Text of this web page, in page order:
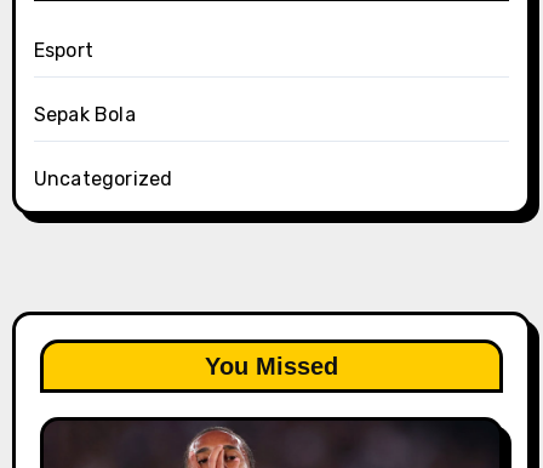
Esport
Sepak Bola
Uncategorized
You Missed